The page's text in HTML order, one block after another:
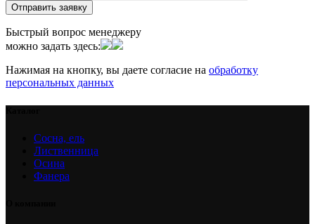
Быстрый вопрос менеджеру
можно задать здесь:
Нажимая на кнопку, вы даете согласие на обработку
персональных данных
Сосна, ель
Лиственница
Осина
Фанера